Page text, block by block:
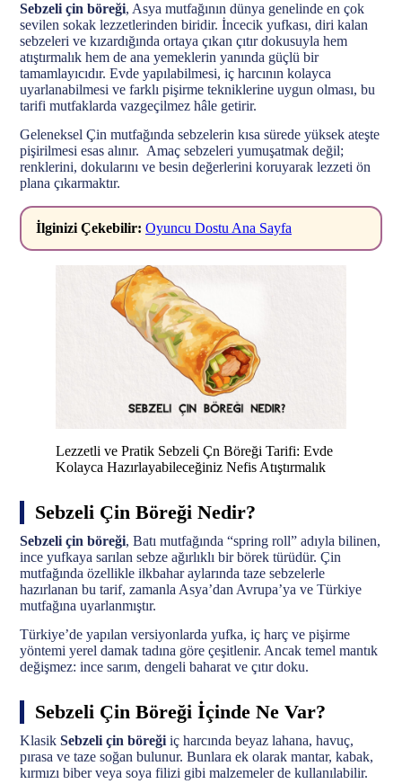
Sebzeli çin böreği, Asya mutfağının dünya genelinde en çok
sevilen sokak lezzetlerinden biridir. İncecik yufkası, diri kalan
sebzeleri ve kızardığında ortaya çıkan çıtır dokusuyla hem
atıştırmalık hem de ana yemeklerin yanında güçlü bir
tamamlayıcıdır. Evde yapılabilmesi, iç harcının kolayca
uyarlanabilmesi ve farklı pişirme tekniklerine uygun olması, bu
tarifi mutfaklarda vazgeçilmez hâle getirir.
Geleneksel Çin mutfağında sebzelerin kısa sürede yüksek ateşte
pişirilmesi esas alınır. Amaç sebzeleri yumuşatmak değil;
renklerini, dokularını ve besin değerlerini koruyarak lezzeti ön
plana çıkarmaktır.
İlginizi Çekebilir: Oyuncu Dostu Ana Sayfa
Lezzetli ve Pratik Sebzeli Çn Böreği Tarifi: Evde
Kolayca Hazırlayabileceğiniz Nefis Atıştırmalık
Sebzeli Çin Böreği Nedir?
Sebzeli çin böreği, Batı mutfağında “spring roll” adıyla bilinen,
ince yufkaya sarılan sebze ağırlıklı bir börek türüdür. Çin
mutfağında özellikle ilkbahar aylarında taze sebzelerle
hazırlanan bu tarif, zamanla Asya’dan Avrupa’ya ve Türkiye
mutfağına uyarlanmıştır.
Türkiye’de yapılan versiyonlarda yufka, iç harç ve pişirme
yöntemi yerel damak tadına göre çeşitlenir. Ancak temel mantık
değişmez: ince sarım, dengeli baharat ve çıtır doku.
Sebzeli Çin Böreği İçinde Ne Var?
Klasik Sebzeli çin böreği iç harcında beyaz lahana, havuç,
pırasa ve taze soğan bulunur. Bunlara ek olarak mantar, kabak,
kırmızı biber veya soya filizi gibi malzemeler de kullanılabilir.